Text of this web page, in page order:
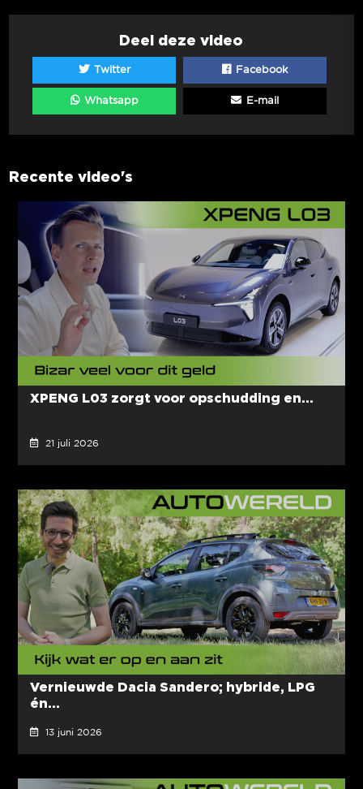
Deel deze video
Twitter Facebook
Whatsapp E-mail
Recente video's
XPENG L03 zorgt voor opschudding en...
21 juli 2026
Vernieuwde Dacia Sandero; hybride, LPG
én...
13 juni 2026